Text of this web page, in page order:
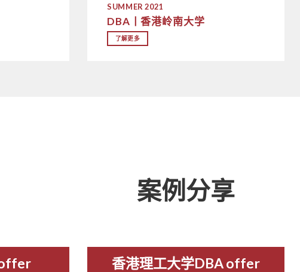
SUMMER 2021
DBA丨香港岭南大学
了解更多
案例分享
香港理工大学DBA offer